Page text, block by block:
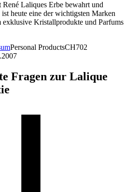
René Laliques Erbe bewahrt und
heute eine der wichtigsten Marken
exklusive Kristallprodukte und Parfums
Personal ProductsCH702
Fragen zur Lalique